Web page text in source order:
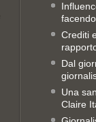
Crediti
Dal
Una
Claire